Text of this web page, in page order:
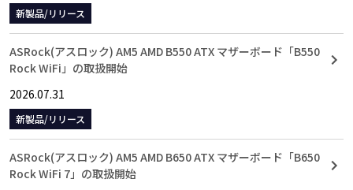
新製品/リリース
ASRock(アスロック) AM5 AMD B550 ATX マザーボード「B550
Rock WiFi」の取扱開始
2026.07.31
新製品/リリース
ASRock(アスロック) AM5 AMD B650 ATX マザーボード「B650
Rock WiFi 7」の取扱開始